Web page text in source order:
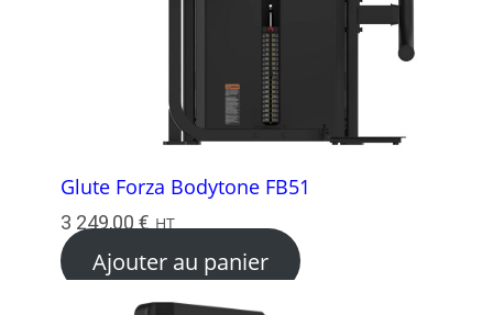
Glute Forza Bodytone FB51
3 249,00 € HT
Ajouter au panier